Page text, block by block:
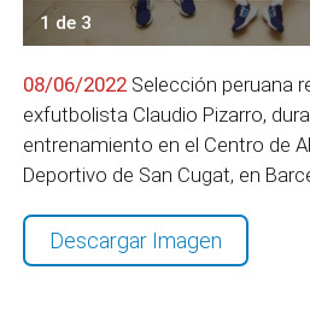
1 de 3
08/06/2022 Selección peruana
exfutbolista Claudio Pizarro,
entrenamiento en el Centro de
Deportivo de San Cugat, en
Descargar Imagen